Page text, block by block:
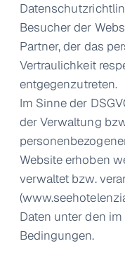
Besucher der
Partner, der das
Vertraulichkeit
entgegenzutreten.
Im Sinne der
der Verwaltung
Website erhoben
verwaltet bzw.
(
Daten unter den
Bedingungen.